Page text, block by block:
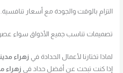
التزام بالوقت والجودة مع أسعار تنافسية.
تصميمات تناسب جميع الأذواق سواء
لماذا تختارنا لأعمال الحدادة في زهراء
إذا كنت تبحث عن أفضل حداد في زهراء